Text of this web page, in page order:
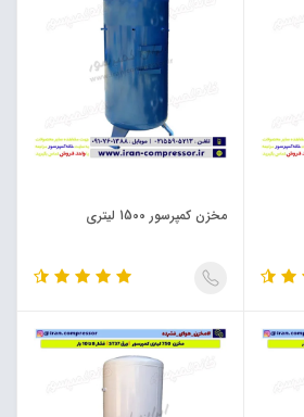
مخزن کمپرسور 1500 لیتری